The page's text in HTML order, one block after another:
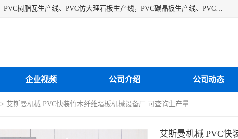
江苏艾斯曼机械有限公司专业生产各种合成树脂瓦设备、PVC树脂瓦生产线、PVC仿大理石板生产线，PVC碳晶板生产线、PVC护墙板生产线，PVC格栅板生产线、PVC扣板生产线、塑料建筑模板生产线。操作方便，性能稳定，价格合理，质量保障。
企业视频 公司介绍 公司动态
> 艾斯曼机械 PVC快装竹木纤维墙板机械设备厂 可查询生产量
艾斯曼机械 PVC快